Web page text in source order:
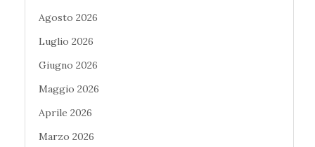
Agosto 2026
Luglio 2026
Giugno 2026
Maggio 2026
Aprile 2026
Marzo 2026